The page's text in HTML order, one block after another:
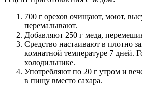
700 г орехов очищают, моют,
перемалывают.
Добавляют 250 г меда,
Средство настаивают в плотно
комнатной температуре 7 дней.
холодильнике.
Употребляют по 20 г утром и
в пищу вместо сахара.